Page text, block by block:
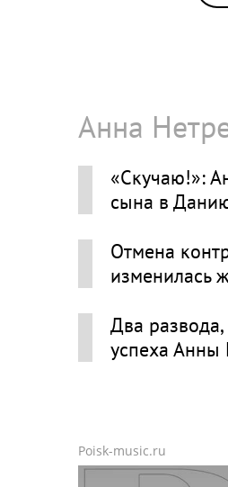
Анна
«Скучаю!»:
сына в
Отмена
изменилась
Два
успеха Анны
Poisk-music.ru